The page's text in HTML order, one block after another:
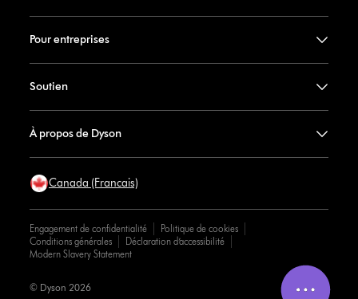
Pour entreprises
Soutien
À propos de Dyson
Canada (Francais)
Engagement de confidentialité
Politique de cookies
Conditions générales
Déclaration d’accessibilité
Modern Slavery Statement
© Dyson 2026